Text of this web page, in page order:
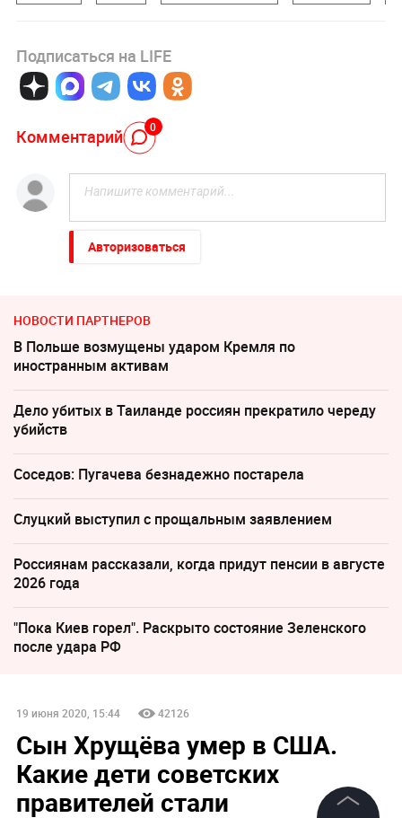
Подписаться на LIFE
Комментарий 0
Авторизоваться
НОВОСТИ ПАРТНЕРОВ
В Польше возмущены ударом Кремля по
иностранным активам
Дело убитых в Таиланде россиян прекратило череду
убийств
Соседов: Пугачева безнадежно постарела
Слуцкий выступил с прощальным заявлением
Россиянам рассказали, когда придут пенсии в августе
2026 года
"Пока Киев горел". Раскрыто состояние Зеленского
после удара РФ
19 июня 2020, 15:44 42126
Сын Хрущёва умер в США.
Какие дети советских
правителей стали